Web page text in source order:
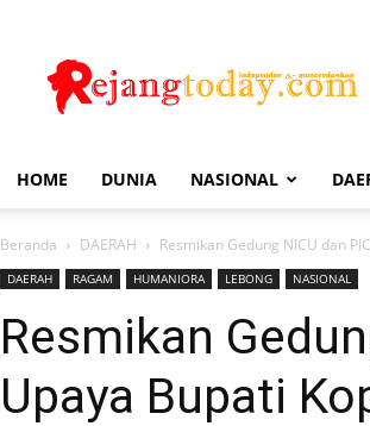
Today
HOME DUNIA NASIONAL
Beranda DAERAH Resmikan Gedung NICU dan
DAERAH RAGAM HUMANIORA LEBONG NASIONAL
Resmikan
Upaya Bupati